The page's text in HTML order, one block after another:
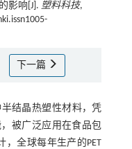
影响[J]. 塑料科技,
下一篇
结晶热塑性材料，凭
被广泛应用在食品包
，全球每年生产的PET